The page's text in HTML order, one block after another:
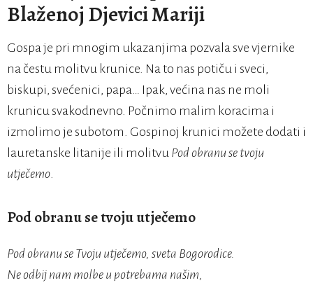
Blaženoj Djevici Mariji
Gospa je pri mnogim ukazanjima pozvala sve vjernike
na čestu molitvu krunice. Na to nas potiču i sveci,
biskupi, svećenici, papa… Ipak, većina nas ne moli
krunicu svakodnevno. Počnimo malim koracima i
izmolimo je subotom. Gospinoj krunici možete dodati i
lauretanske litanije ili molitvu Pod obranu se tvoju
utječemo.
Pod obranu se tvoju utječemo
Pod obranu se Tvoju utječemo, sveta Bogorodice.
Ne odbij nam molbe u potrebama našim,